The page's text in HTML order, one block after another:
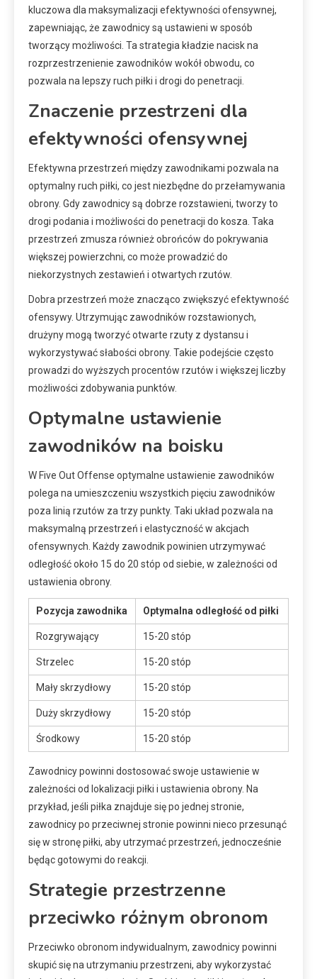
kluczowa dla maksymalizacji efektywności ofensywnej,
zapewniając, że zawodnicy są ustawieni w sposób
tworzący możliwości. Ta strategia kładzie nacisk na
rozprzestrzenienie zawodników wokół obwodu, co
pozwala na lepszy ruch piłki i drogi do penetracji.
Znaczenie przestrzeni dla
efektywności ofensywnej
Efektywna przestrzeń między zawodnikami pozwala na
optymalny ruch piłki, co jest niezbędne do przełamywania
obrony. Gdy zawodnicy są dobrze rozstawieni, tworzy to
drogi podania i możliwości do penetracji do kosza. Taka
przestrzeń zmusza również obrońców do pokrywania
większej powierzchni, co może prowadzić do
niekorzystnych zestawień i otwartych rzutów.
Dobra przestrzeń może znacząco zwiększyć efektywność
ofensywy. Utrzymując zawodników rozstawionych,
drużyny mogą tworzyć otwarte rzuty z dystansu i
wykorzystywać słabości obrony. Takie podejście często
prowadzi do wyższych procentów rzutów i większej liczby
możliwości zdobywania punktów.
Optymalne ustawienie
zawodników na boisku
W Five Out Offense optymalne ustawienie zawodników
polega na umieszczeniu wszystkich pięciu zawodników
poza linią rzutów za trzy punkty. Taki układ pozwala na
maksymalną przestrzeń i elastyczność w akcjach
ofensywnych. Każdy zawodnik powinien utrzymywać
odległość około 15 do 20 stóp od siebie, w zależności od
ustawienia obrony.
Pozycja zawodnika Optymalna odległość od piłki
Rozgrywający 15-20 stóp
Strzelec 15-20 stóp
Mały skrzydłowy 15-20 stóp
Duży skrzydłowy 15-20 stóp
Środkowy 15-20 stóp
Zawodnicy powinni dostosować swoje ustawienie w
zależności od lokalizacji piłki i ustawienia obrony. Na
przykład, jeśli piłka znajduje się po jednej stronie,
zawodnicy po przeciwnej stronie powinni nieco przesunąć
się w stronę piłki, aby utrzymać przestrzeń, jednocześnie
będąc gotowymi do reakcji.
Strategie przestrzenne
przeciwko różnym obronom
Przeciwko obronom indywidualnym, zawodnicy powinni
skupić się na utrzymaniu przestrzeni, aby wykorzystać